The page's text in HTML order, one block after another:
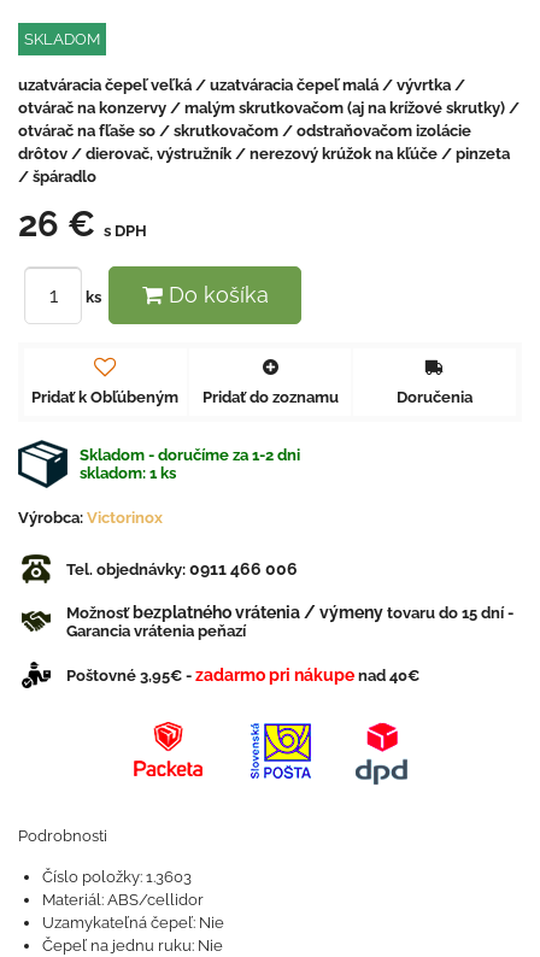
SKLADOM
uzatváracia čepeľ veľká / uzatváracia čepeľ malá / vývrtka /
otvárač na konzervy / malým skrutkovačom (aj na krížové skrutky) /
otvárač na fľaše so / skrutkovačom / odstraňovačom izolácie
drôtov / dierovač, výstružník / nerezový krúžok na kľúče / pinzeta
/ špáradlo
26 € s DPH
ks Do košíka
Pridať k Obľúbeným Pridať do zoznamu Doručenia
Skladom - doručíme za 1-2 dni
skladom: 1 ks
Výrobca: Victorinox
Tel. objednávky: 0911 466 006
Možnosťbezplatného vrátenia / výmeny tovaru do 15 dní -
Garancia vrátenia peňazí
Poštovné 3,95€ - zadarmo pri nákupe nad 40€
Podrobnosti
Číslo položky: 1.3603
Materiál: ABS/cellidor
Uzamykateľná čepeľ: Nie
Čepeľ na jednu ruku: Nie